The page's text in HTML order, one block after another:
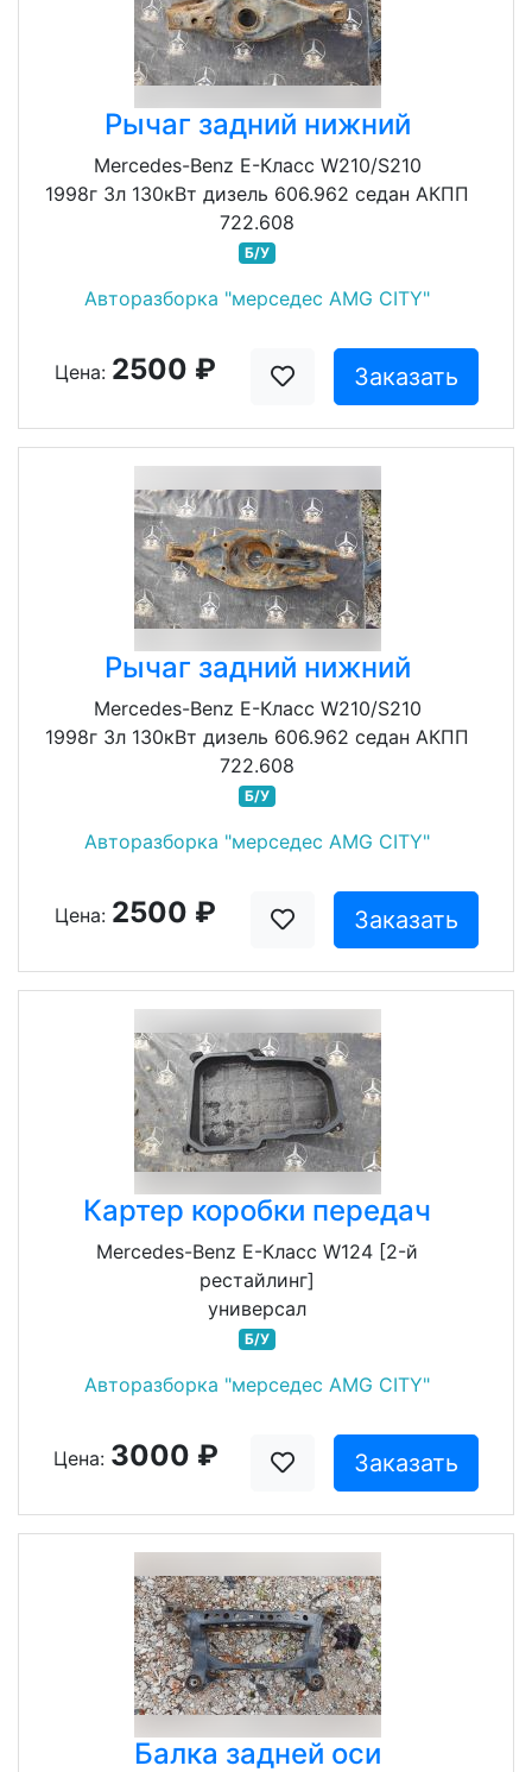
Рычаг задний нижний
Mercedes-Benz E-Класс W210/S210
1998г 3л 130кВт дизель 606.962 седан АКПП
722.608
Б/У
Авторазборка "мерседес AMG CITY"
Цена: 2500 ₽ Заказать
Рычаг задний нижний
Mercedes-Benz E-Класс W210/S210
1998г 3л 130кВт дизель 606.962 седан АКПП
722.608
Б/У
Авторазборка "мерседес AMG CITY"
Цена: 2500 ₽ Заказать
Картер коробки передач
Mercedes-Benz E-Класс W124 [2-й
рестайлинг]
универсал
Б/У
Авторазборка "мерседес AMG CITY"
Цена: 3000 ₽ Заказать
Балка задней оси